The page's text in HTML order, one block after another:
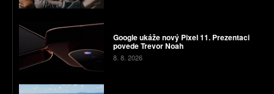
Google ukáže nový Pixel 11. Prezentaci
povede Trevor Noah
8. 8. 2026